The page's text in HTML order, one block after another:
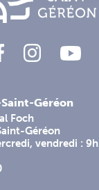
Géréon
Foch
Géréon
vendredi :